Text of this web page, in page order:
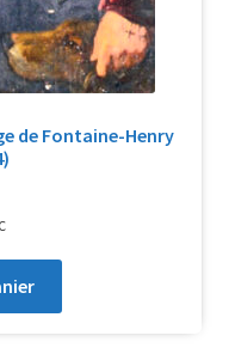
de Fontaine-Henry